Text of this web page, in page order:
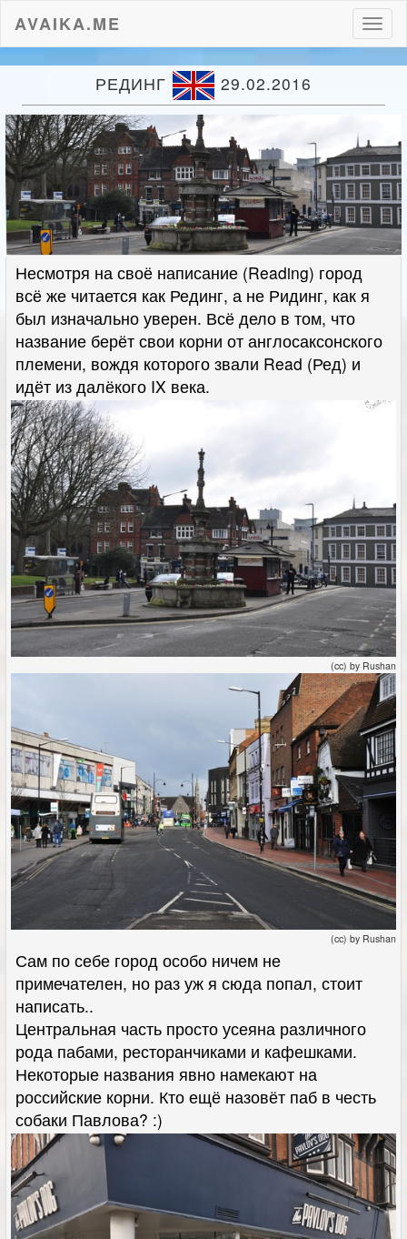
AVAIKA.ME
РЕДИНГ 29.02.2016
Несмотря на своё написание (Reading) город
всё же читается как Рединг, а не Ридинг, как я
был изначально уверен. Всё дело в том, что
название берёт свои корни от англосаксонского
племени, вождя которого звали Read (Ред) и
идёт из далёкого IX века.
(cc) by Rushan
(cc) by Rushan
Сам по себе город особо ничем не
примечателен, но раз уж я сюда попал, стоит
написать..
Центральная часть просто усеяна различного
рода пабами, ресторанчиками и кафешками.
Некоторые названия явно намекают на
российские корни. Кто ещё назовёт паб в честь
собаки Павлова? :)